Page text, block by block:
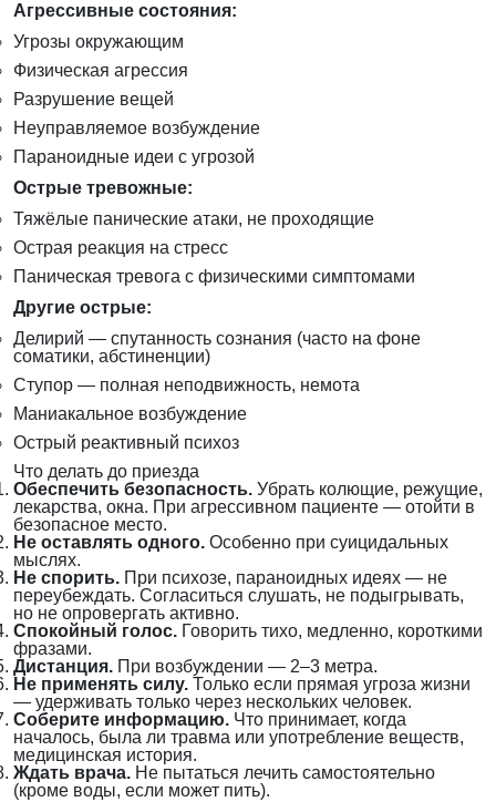
Агрессивные состояния:
Угрозы окружающим
Физическая агрессия
Разрушение вещей
Неуправляемое возбуждение
Параноидные идеи с угрозой
Острые тревожные:
Тяжёлые панические атаки, не проходящие
Острая реакция на стресс
Паническая тревога с физическими симптомами
Другие острые:
Делирий — спутанность сознания (часто на фоне
соматики, абстиненции)
Ступор — полная неподвижность, немота
Маниакальное возбуждение
Острый реактивный психоз
Что делать до приезда
Обеспечить безопасность. Убрать колющие, режущие,
лекарства, окна. При агрессивном пациенте — отойти в
безопасное место.
Не оставлять одного. Особенно при суицидальных
мыслях.
Не спорить. При психозе, параноидных идеях — не
переубеждать. Согласиться слушать, не подыгрывать,
но не опровергать активно.
Спокойный голос. Говорить тихо, медленно, короткими
фразами.
Дистанция. При возбуждении — 2–3 метра.
Не применять силу. Только если прямая угроза жизни
— удерживать только через нескольких человек.
Соберите информацию. Что принимает, когда
началось, была ли травма или употребление веществ,
медицинская история.
Ждать врача. Не пытаться лечить самостоятельно
(кроме воды, если может пить).